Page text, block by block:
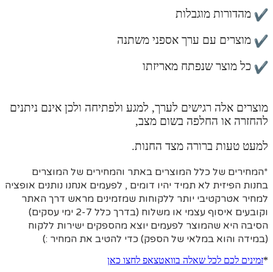
מהדורות מוגבלות
מוצרים עם ערך אספני משתנה
כל מוצר שנפתח מאריזתו
מוצרים אלה רגישים לערך, למגע ולפתיחה ולכן אינם ניתנים
להחזרה או החלפה בשום מצב,
למעט טעות ברורה מצד החנות.
*המחירים של כלל המוצרים באתר והמחירים של המוצרים
בחנות הפיזית לא תמיד יהיו דומים , לפעמים אנחנו נותנים אופציה
למחיר אטרקטיבי יותר ללקוחות שמזמינים מראש דרך האתר
וקובעים איסוף עצמי או משלוח (בדרך כלל 2-7 ימי עסקים)
הסיבה היא שהמוצר לפעמים יוצא מהספקים ישירות ללקוח
(במידה והוא במלאי של הספק) כדי להטיב את המחיר :)
*זמינים לכם לכל שאלה בוואטצאפ לחצו כאן